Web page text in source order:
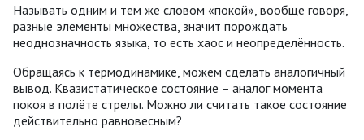
Называть одним и тем же словом «покой», вообще говоря,
разные элементы множества, значит порождать
неоднозначность языка, то есть хаос и неопределённость.
Обращаясь к термодинамике, можем сделать аналогичный
вывод. Квазистатическое состояние – аналог момента
покоя в полёте стрелы. Можно ли считать такое состояние
действительно равновесным?